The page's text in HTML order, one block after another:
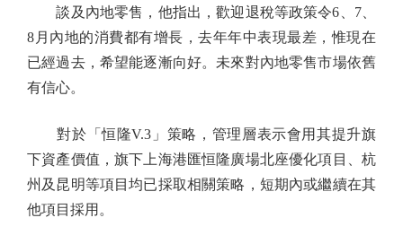
談及內地零售，他指出，歡迎退稅等政策令6、7、
8月內地的消費都有增長，去年年中表現最差，惟現在
已經過去，希望能逐漸向好。未來對內地零售市場依舊
有信心。
對於「恒隆V.3」策略，管理層表示會用其提升旗
下資產價值，旗下上海港匯恒隆廣場北座優化項目、杭
州及昆明等項目均已採取相關策略，短期內或繼續在其
他項目採用。